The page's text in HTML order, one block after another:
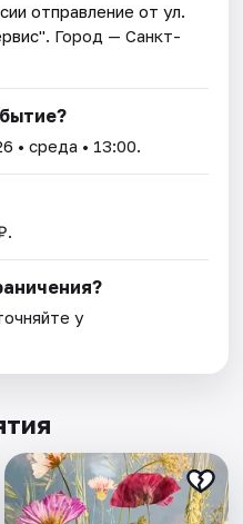
отправление от ул.
. Город — Санкт-
• среда • 13:00.
у